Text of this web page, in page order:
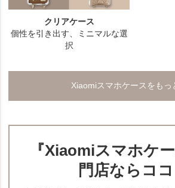
Xiaomiスマホケースをもっ
『Xiaomiスマホケ
門店ならココ